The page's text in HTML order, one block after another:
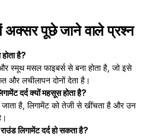
अक्सर पूछे जाने वाले प्रश्न
है?
मसल फाइबर्स से बना होता है, जो इसे
और लचीलापन दोनों देता है।
दर्द क्यों महसूस होता है?
है, लिगामेंट को तेजी से खींचता है और उन
लिगामेंट दर्द हो सकता है?